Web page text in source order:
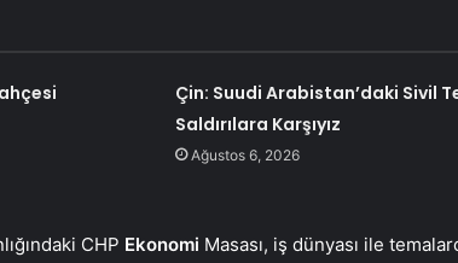
Çin: Suudi Arabistan’daki Sivil
Saldırılara Karşıyız
Ağustos 6, 2026
CHP Ekonomi Masası, iş dünyası ile